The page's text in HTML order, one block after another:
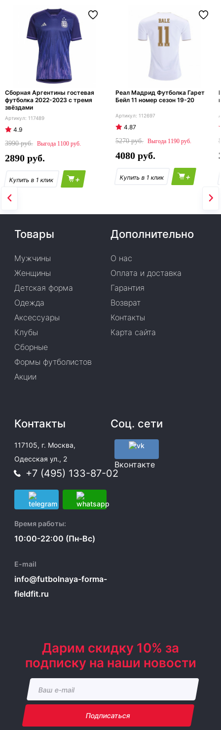
Сборная Аргентины гостевая
футболка 2022-2023 с тремя
звёздами
117489
4.9
3990
1100
2890
+
Реал Мадрид Футболка Гарет
Бейл 11 номер сезон 19-20
112697
4.87
5270
1190
4080
+
Товары
Мужчины
Женщины
Детская форма
Одежда
Аксессуары
Клубы
Сборные
Формы футболистов
Акции
Дополнительно
О нас
Оплата и доставка
Гарантия
Возврат
Контакты
Карта сайта
Контакты
117105, г. Москва,
Одесская ул., 2
+7 (495) 133-87-02
Время работы:
10:00-22:00 (Пн-Вс)
E-mail
info@futbolnaya-forma-
fieldfit.ru
Соц. сети
Вконтакте
Дарим скидку 10% за
подписку на наши новости
Подписаться